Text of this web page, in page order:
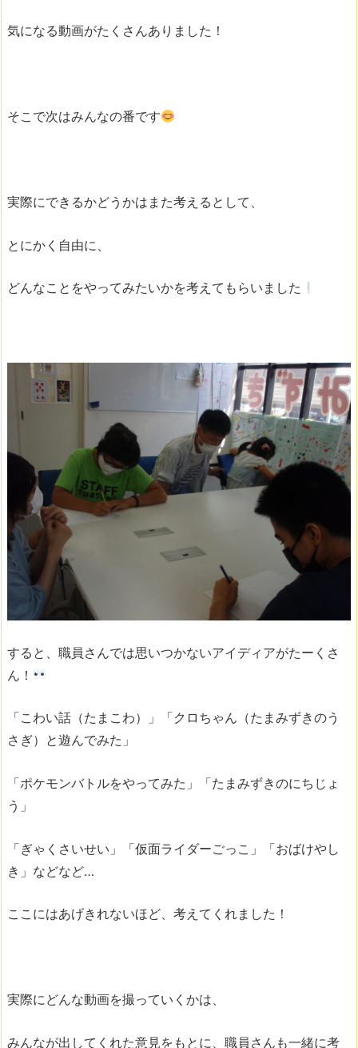
気になる動画がたくさんありました！
そこで次はみんなの番です
実際にできるかどうかはまた考えるとして、
とにかく自由に、
どんなことをやってみたいかを考えてもらいました
すると、職員さんでは思いつかないアイディアがたーくさ
ん！
「こわい話（たまこわ）」「クロちゃん（たまみずきのう
さぎ）と遊んでみた」
「ポケモンバトルをやってみた」「たまみずきのにちじょ
う」
「ぎゃくさいせい」「仮面ライダーごっこ」「おばけやし
き」などなど…
ここにはあげきれないほど、考えてくれました！
実際にどんな動画を撮っていくかは、
みんなが出してくれた意見をもとに、職員さんも一緒に考